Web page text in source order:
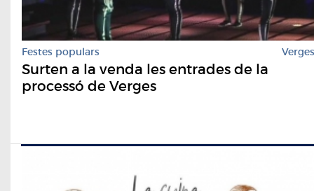
Festes populars Verges
Surten a la venda les entrades de la
processó de Verges